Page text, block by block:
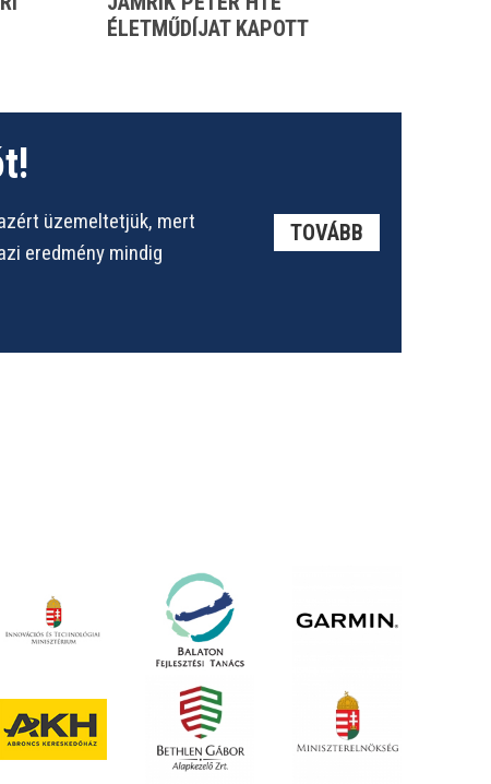
ÉLETMŰDÍJAT KAPOTT
üzemeltetjük, mert
eredmény mindig
TOVÁBB